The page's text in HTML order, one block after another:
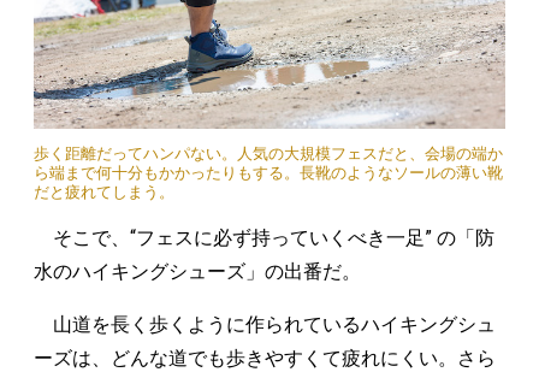
歩く距離だってハンパない。人気の大規模フェスだと、会場の端か
ら端まで何十分もかかったりもする。長靴のようなソールの薄い靴
だと疲れてしまう。
そこで、“フェスに必ず持っていくべき一足” の「防
水のハイキングシューズ」の出番だ。
山道を長く歩くように作られているハイキングシュ
ーズは、どんな道でも歩きやすくて疲れにくい。さら